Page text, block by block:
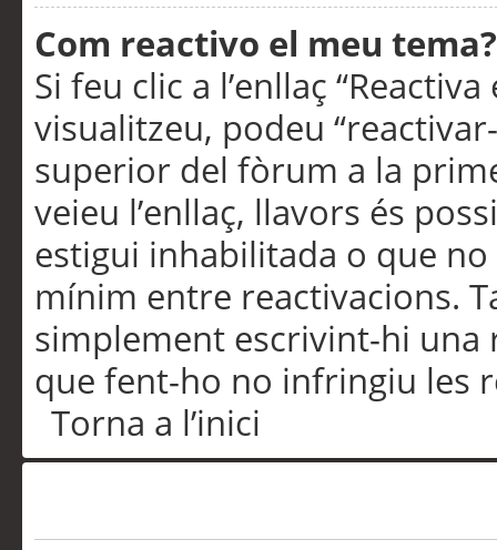
Com reactivo el meu tema?
Si feu clic a l’enllaç
visualitzeu, podeu
superior del fòrum a la
veieu l’enllaç, llavors és
estigui inhabilitada o que
mínim entre reactivacions.
simplement escrivint-hi una
que fent-ho no infringiu les
Torna a l’inici